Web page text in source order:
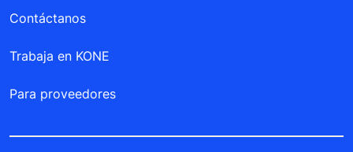
Contáctanos
Trabaja en KONE
Para proveedores